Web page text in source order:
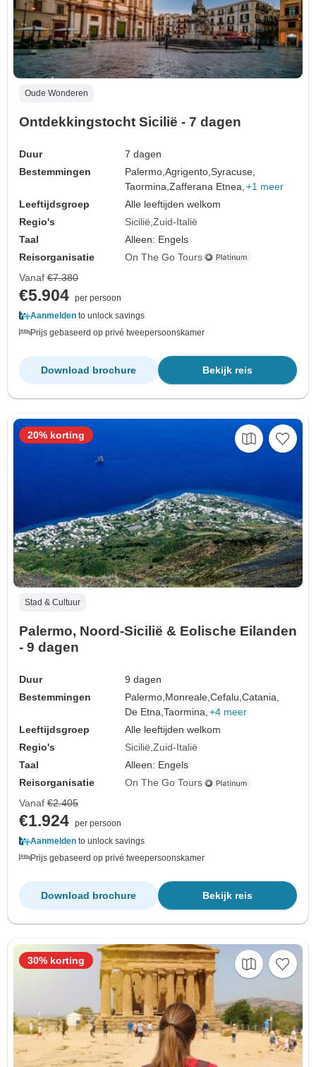
Oude Wonderen
Ontdekkingstocht Sicilië - 7 dagen
Duur
7 dagen
Bestemmingen
Palermo,Agrigento,Syracuse,
Taormina,Zafferana Etnea, +1 meer
Leeftijdsgroep
Alle leeftijden welkom
Regio's
Sicilië Zuid-Italië
Taal
Alleen: Engels
Reisorganisatie
On The Go Tours
Vanaf €7.380
€5.904 per persoon
Aanmelden to unlock savings
Prijs gebaseerd op privé tweepersoonskamer
Bekijk reis
Download brochure
Stad & Cultuur
Palermo, Noord-Sicilië & Eolische Eilanden
- 9 dagen
Duur
9 dagen
Bestemmingen
Palermo, Monreale,Cefalu,Catania,
De Etna,Taormina, +4 meer
Leeftijdsgroep
Alle leeftijden welkom
Regio's
Sicilië Zuid-Italië
Taal
Alleen: Engels
Reisorganisatie
On The Go Tours
20% korting
Vanaf €2.405
€1.924 per persoon
Aanmelden to unlock savings
Prijs gebaseerd op privé tweepersoonskamer
Bekijk reis
Download brochure
30% korting